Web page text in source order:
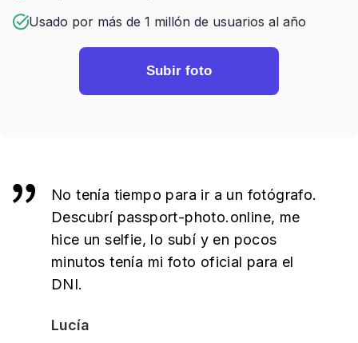
Usado por más de 1 millón de usuarios al año
Subir foto
No tenía tiempo para ir a un fotógrafo.
Descubrí passport-photo.online, me
hice un selfie, lo subí y en pocos
minutos tenía mi foto oficial para el
DNI.
Lucía